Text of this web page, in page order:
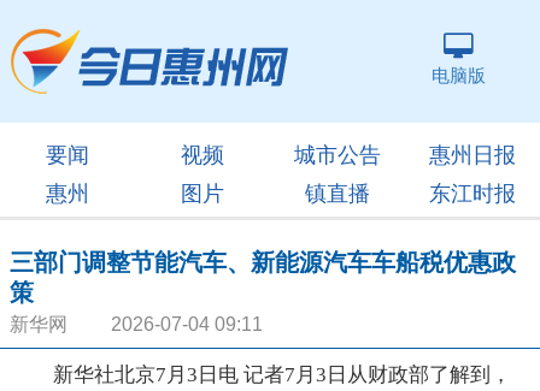
电脑版
要闻 视频 城市公告
惠州日报
惠州
图片 镇直播 东江时报
三部门调整节能汽车、新能源汽车车船税优惠政
策
新华网 2026-07-04 09:11
新华社北京7月3日电 记者7月3日从财政部了解到，